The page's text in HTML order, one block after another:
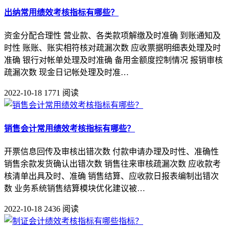
出纳常用绩效考核指标有哪些？
资金分配合理性 营业款、各类款项解缴及时准确 到账通知及
时性 账账、账实相符核对疏漏次数 应收票据明细表处理及时
准确 银行对帐单处理及时准确 备用金额度控制情况 报销审核
疏漏次数 现金日记帐处理及时准…
2022-10-18 1771 阅读
销售会计常用绩效考核指标有哪些？
开票信息回传及审核出错次数 付款申请办理及时性、准确性
销售余款发货确认出错次数 销售往来审核疏漏次数 应收款考
核清单出具及时、准确 销售结算、应收款日报表编制出错次
数 业务系统销售结算模块优化建议被…
2022-10-18 2436 阅读